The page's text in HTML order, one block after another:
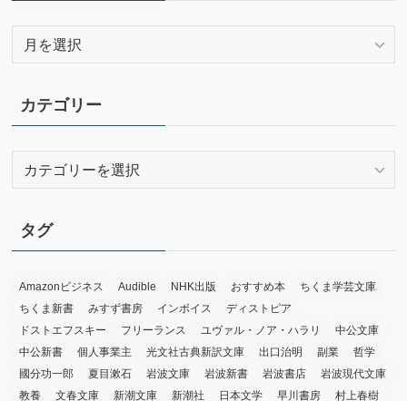
イ
ブ
カテゴリー
リ
ー
タグ
Amazonビジネス Audible NHK出版 おすすめ本
ちくま学芸文庫
ちくま新書
みすず書房 インボイス
ディストピア
ドストエフスキー
フリーランス ユヴァル・ノア・ハラリ
中公文庫
中公新書
個人事業主 光文社古典新訳文庫 出口治明 副業
哲学
國分功一郎
夏目漱石 岩波文庫 岩波新書 岩波書店
岩波現代文庫
教養
文春文庫 新潮文庫 新潮社 日本文学 早川書房 村上春樹